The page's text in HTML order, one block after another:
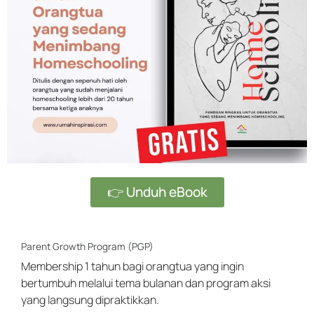
👉 Unduh eBook
Parent Growth Program (PGP)
Membership 1 tahun bagi orangtua yang ingin
bertumbuh melalui tema bulanan dan program aksi
yang langsung dipraktikkan.